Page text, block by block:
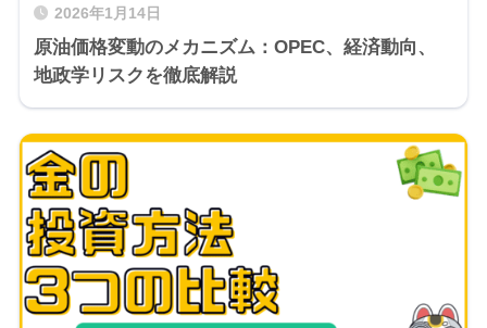
2026年1月14日
原油価格変動のメカニズム：OPEC、経済動向、
地政学リスクを徹底解説